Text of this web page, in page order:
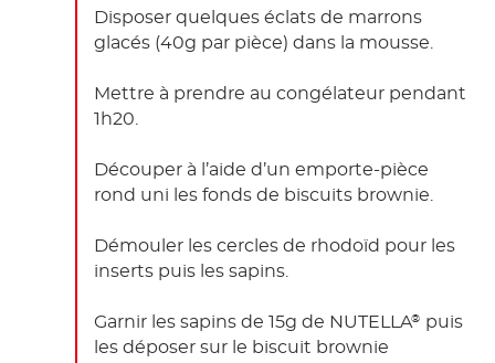
Disposer quelques éclats de marrons
glacés (40g par pièce) dans la mousse.
Mettre à prendre au congélateur pendant
1h20.
Découper à l’aide d’un emporte-pièce
rond uni les fonds de biscuits brownie.
Démouler les cercles de rhodoïd pour les
inserts puis les sapins.
Garnir les sapins de 15g de NUTELLA® puis
les déposer sur le biscuit brownie